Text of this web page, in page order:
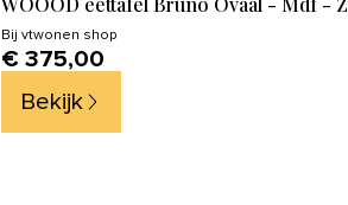
Bij vtwonen shop
€ 375,00
Bekijk